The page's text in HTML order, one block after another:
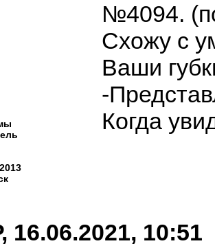
№4094.
Схожу с
Ваши
-
Когда
16.06.2021, 10:51